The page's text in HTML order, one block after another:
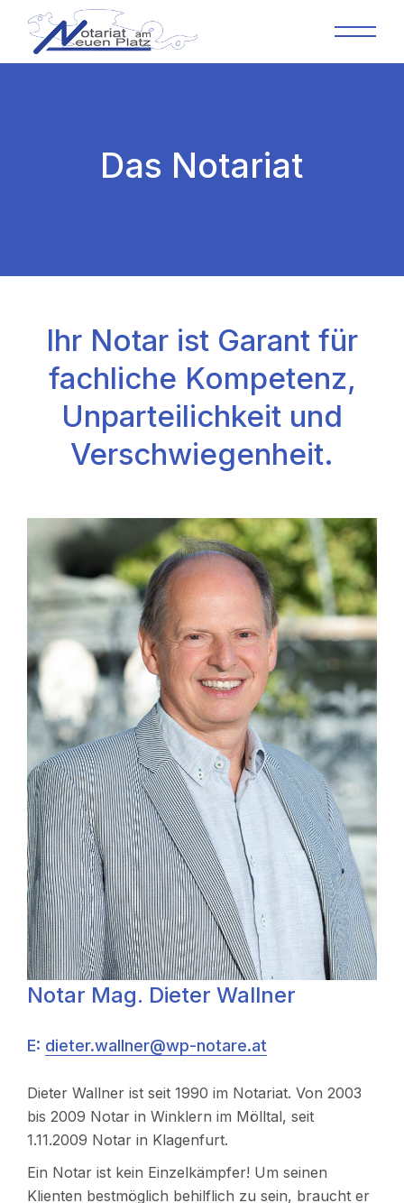
Das Notariat
Ihr Notar ist Garant für
fachliche Kompetenz,
Unparteilichkeit und
Verschwiegenheit.
Notar Mag. Dieter Wallner
E: dieter.wallner@wp-notare.at
Dieter Wallner ist seit 1990 im Notariat. Von 2003
bis 2009 Notar in Winklern im Mölltal, seit
1.11.2009 Notar in Klagenfurt.
Ein Notar ist kein Einzelkämpfer! Um seinen
Klienten bestmöglich behilflich zu sein, braucht er